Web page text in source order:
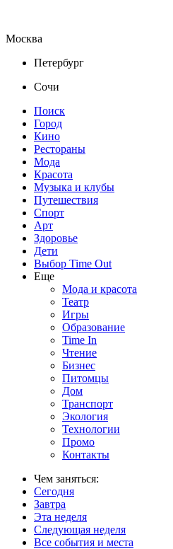
Москва
Петербург
Сочи
Поиск
Город
Кино
Рестораны
Мода
Красота
Музыка и клубы
Путешествия
Спорт
Арт
Здоровье
Дети
Выбор Time Out
Еще
Мода и красота
Театр
Игры
Образование
Time In
Чтение
Бизнес
Питомцы
Дом
Транспорт
Экология
Технологии
Промо
Контакты
Чем заняться:
Сегодня
Завтра
Эта неделя
Следующая неделя
Все события и места